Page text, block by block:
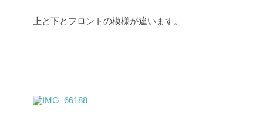
上と下とフロントの模様が違います。